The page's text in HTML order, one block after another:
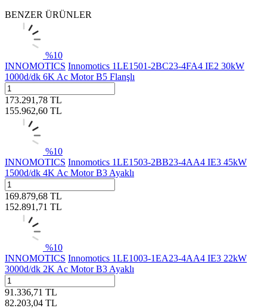
BENZER ÜRÜNLER
%10
INNOMOTICS Innomotics 1LE1501-2BC23-4FA4 IE2 30kW
1000d/dk 6K Ac Motor B5 Flanşlı
173.291,78 TL
155.962,60 TL
%10
INNOMOTICS Innomotics 1LE1503-2BB23-4AA4 IE3 45kW
1500d/dk 4K Ac Motor B3 Ayaklı
169.879,68 TL
152.891,71 TL
%10
INNOMOTICS Innomotics 1LE1003-1EA23-4AA4 IE3 22kW
3000d/dk 2K Ac Motor B3 Ayaklı
91.336,71 TL
82.203,04 TL